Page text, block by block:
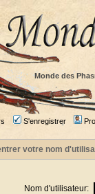
Monde des
S'enregistrer
votre nom
Nom d'utilisateur: